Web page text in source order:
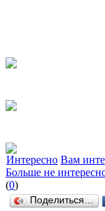
Интересно Вам
Больше не
(0)
Поделиться…